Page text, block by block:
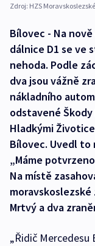
Zdroj: HZS
Bílovec - Na
dálnice D1 se ve
nehoda. Podle
dva jsou vážně
nákladního
odstavené
Hladkými
Bílovec. Uvedl to
„Máme
Na místě
moravskoslezské
Mrtvý a dva
„Řidič Mercedesu